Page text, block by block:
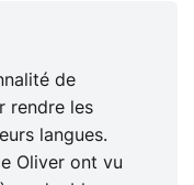
de
rendre les
langues.
Oliver ont vu